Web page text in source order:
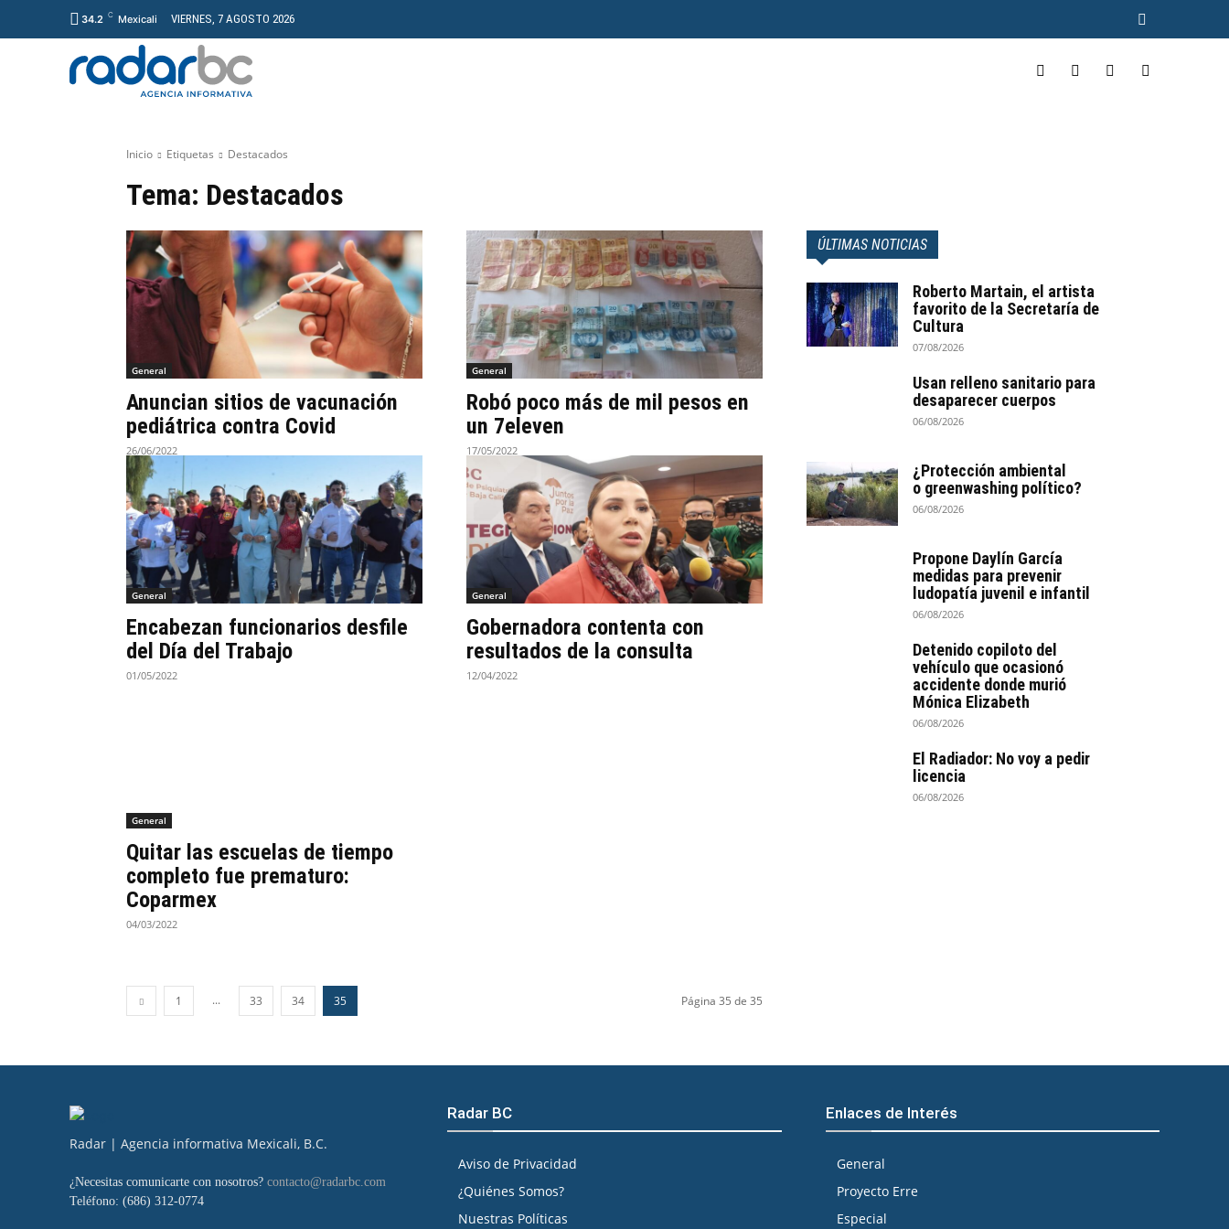
34.2 C Mexicali VIERNES, 7 AGOSTO 2026
Inicio Etiquetas Destacados
Tema: Destacados
General
Anuncian sitios de vacunación
pediátrica contra Covid
26/06/2022
General
Robó poco más de mil pesos en
un 7eleven
17/05/2022
General
Encabezan funcionarios desfile
del Día del Trabajo
01/05/2022
General
Gobernadora contenta con
resultados de la consulta
12/04/2022
General
Quitar las escuelas de tiempo
completo fue prematuro:
Coparmex
04/03/2022
1 ... 33 34 35 Página 35 de 35
ÚLTIMAS NOTICIAS
Roberto Martain, el artista
favorito de la Secretaría de
Cultura
07/08/2026
Usan relleno sanitario para
desaparecer cuerpos
06/08/2026
¿Protección ambiental
o greenwashing político?
06/08/2026
Propone Daylín García
medidas para prevenir
ludopatía juvenil e infantil
06/08/2026
Detenido copiloto del
vehículo que ocasionó
accidente donde murió
Mónica Elizabeth
06/08/2026
El Radiador: No voy a pedir
licencia
06/08/2026
Radar | Agencia informativa Mexicali, B.C.
¿Necesitas comunicarte con nosotros? contacto@radarbc.com
Teléfono: (686) 312-0774
Radar BC
Aviso de Privacidad
¿Quiénes Somos?
Nuestras Políticas
Enlaces de Interés
General
Proyecto Erre
Especial